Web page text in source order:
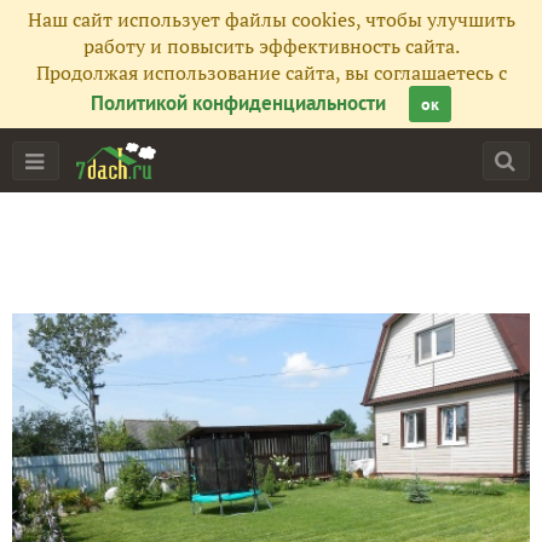
Наш сайт использует файлы cookies, чтобы улучшить
работу и повысить эффективность сайта.
Продолжая использование сайта, вы соглашаетесь с
Политикой конфиденциальности
ок
Все публикации 69
Фото 1674
Сейчас обсуждают